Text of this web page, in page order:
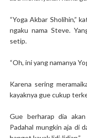
“Yoga Akbar Sholihin,”
ngaku nama Steve.
setip.
“Oh, ini yang namanya
Karena sering
kayaknya gue cukup
Gue berharap dia
Padahal mungkin aja di